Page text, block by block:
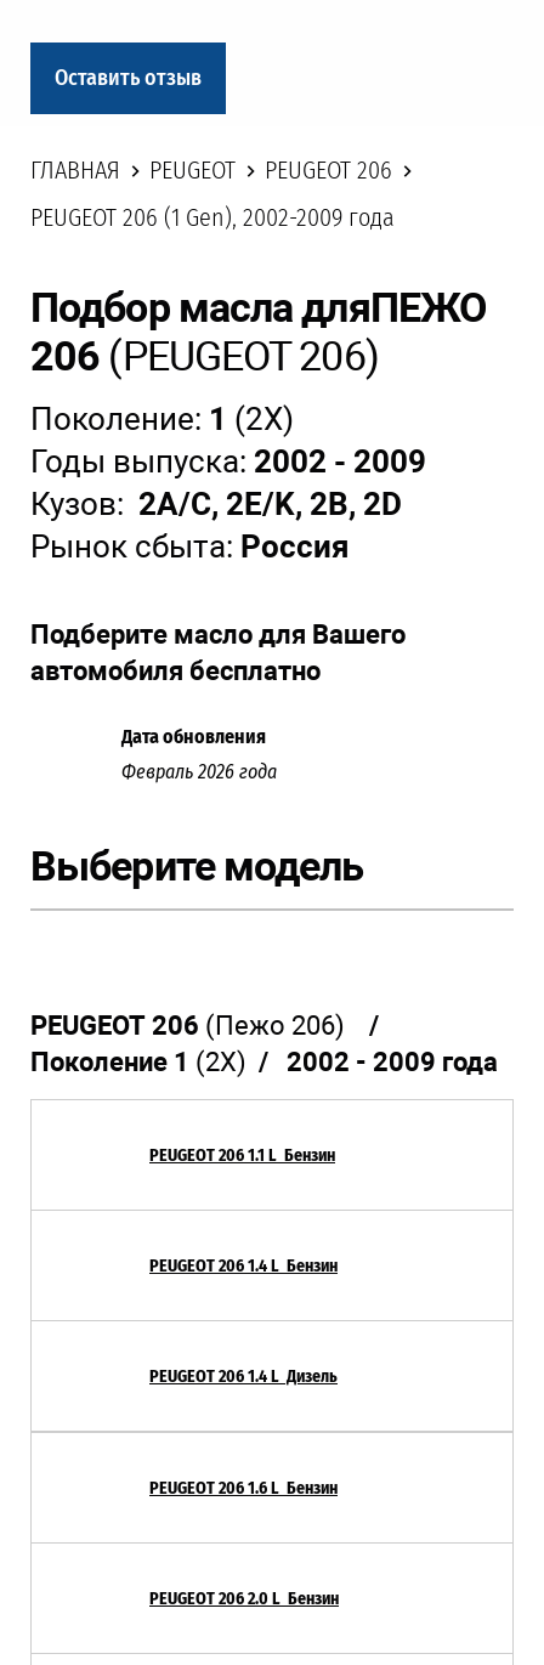
Оставить отзыв
ГЛАВНАЯ PEUGEOT
PEUGEOT 206
PEUGEOT 206 (1 Gen), 2002-2009 года
Подбор масла дляПЕЖО
206 (PEUGEOT 206)
Поколение: 1 (2X)
Годы выпуска: 2002 - 2009
Кузов: 2A/C, 2E/K, 2B, 2D
Рынок сбыта: Россия
Подберите масло для Вашего
автомобиля бесплатно
Дата обновления
Февраль 2026 года
Выберите модель
PEUGEOT 206 (Пежо 206)
/
Поколение 1 (2X) / 2002 - 2009 года
PEUGEOT 206 1.1 L Бензин
PEUGEOT 206 1.4 L Бензин
PEUGEOT 206 1.4 L Дизель
PEUGEOT 206 1.6 L Бензин
PEUGEOT 206 2.0 L Бензин